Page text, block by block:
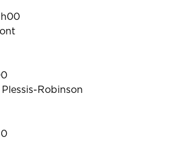
Robinson